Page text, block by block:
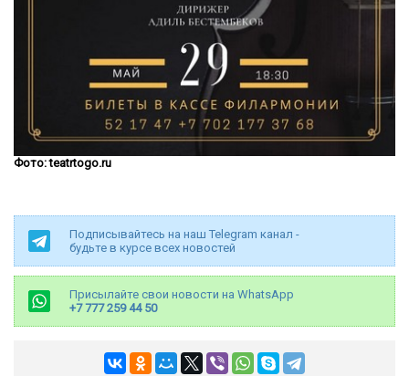
Фото: teatrtogo.ru
Подписывайтесь на наш Telegram канал -
будьте в курсе всех новостей
Присылайте свои новости на WhatsApp
+7 777 259 44 50